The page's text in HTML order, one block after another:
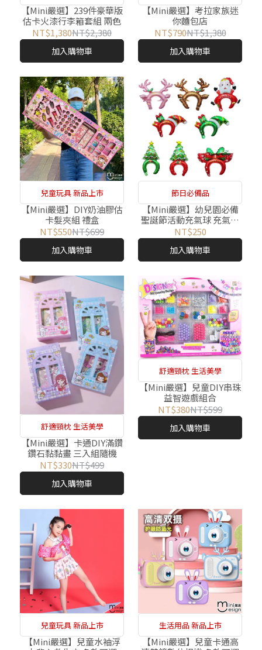
【Mini嚴選】239件豪華版
估卡火漆行李箱套組 兩色
NT$1,380NT$2,380
加入購物車
【Mini嚴選】考拉家族迷
你麵包店
NT$790NT$1,380
加入購物車
兒童玩具 新品上市
【Mini嚴選】DIY奶油膠估
卡髮夾組 禮盒
NT$550NT$699
加入購物車
節日必備品
【Mini嚴選】幼兒園必備
聖誕節活動充氣球 充氣發
箍 隨機出貨
NT$250
加入購物車
舒適頸枕 生活美學
【Mini嚴選】卡通DIY滿鑽
鑽石黏黏畫 三入組隨機
NT$330NT$499
加入購物車
舒適頸枕 生活美學
【Mini嚴選】兒童DIY串珠
益智遊戲組合
NT$380NT$599
加入購物車
兒童玩具 新品上市
【Mini嚴選】兒童水袖浮
生活用品 新品上市
【Mini嚴選】兒童卡通高